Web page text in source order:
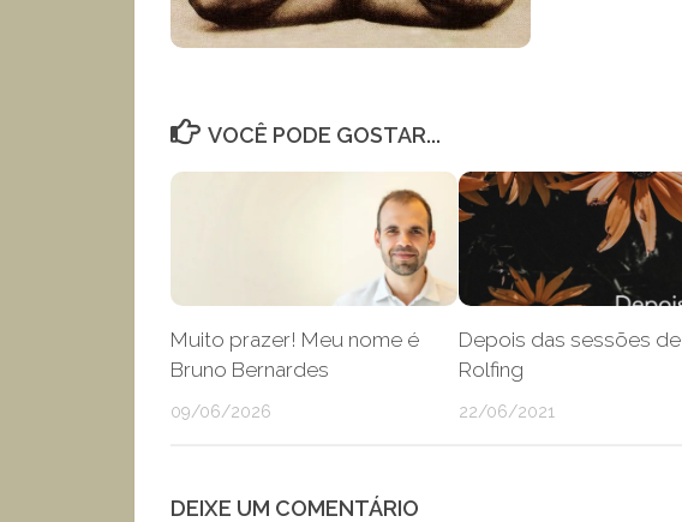
VOCÊ PODE GOSTAR...
Muito prazer! Meu nome é
Bruno Bernardes
09/06/2026
Depois das sessões de
Rolfing
22/06/2021
DEIXE UM COMENTÁRIO